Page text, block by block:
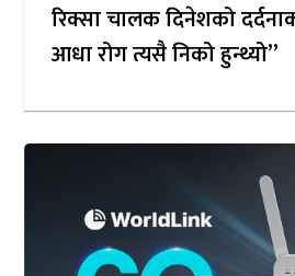
रिक्सा चालक दिनेशको
आधा रोग त्यसै निको हुन्थ्यो”